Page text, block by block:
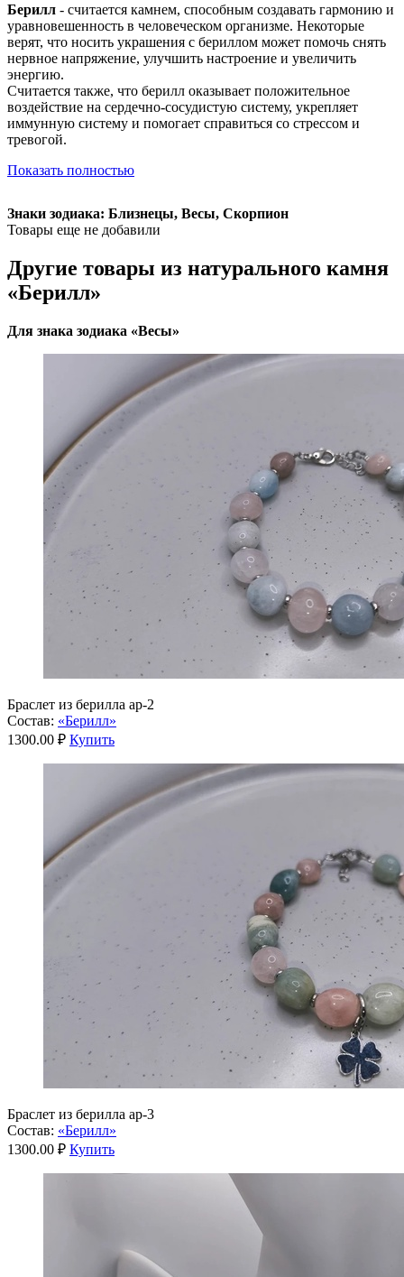
Берилл - считается камнем, способным создавать гармонию и
уравновешенность в человеческом организме. Некоторые
верят, что носить украшения с бериллом может помочь снять
нервное напряжение, улучшить настроение и увеличить
энергию.
Считается также, что берилл оказывает положительное
воздействие на сердечно-сосудистую систему, укрепляет
иммунную систему и помогает справиться со стрессом и
тревогой.
Показать полностью
Знаки зодиака: Близнецы, Весы, Скорпион
Товары еще не добавили
Другие товары из натурального камня
«Берилл»
Для знака зодиака «Весы»
Браслет из берилла ар-2
Состав: «Берилл»
1300.00 ₽ Купить
Браслет из берилла ар-3
Состав: «Берилл»
1300.00 ₽ Купить